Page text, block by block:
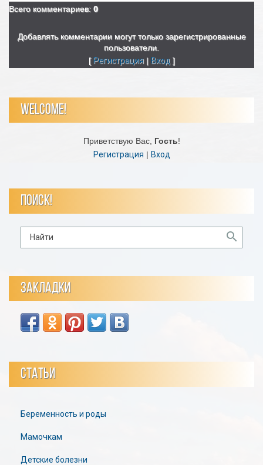
Всего комментариев: 0
Добавлять комментарии могут только зарегистрированные
пользователи.
[ Регистрация| Вход ]
WELCOME!
Приветствую Вас, Гость!
Регистрация | Вход
ПОИСК!
ЗАКЛАДКИ
СТАТЬИ
Беременность и роды
Мамочкам
Детские болезни